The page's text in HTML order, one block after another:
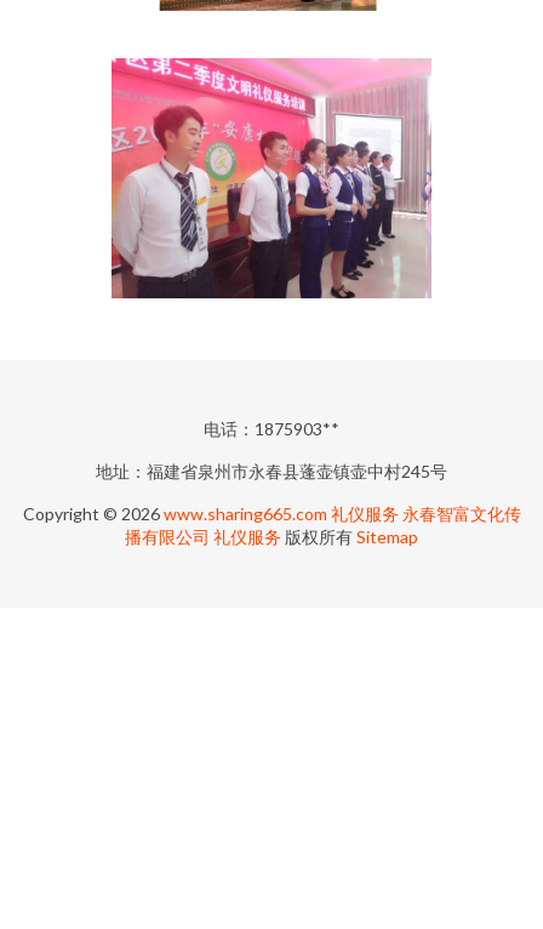
电话：1875903**
地址：福建省泉州市永春县蓬壶镇壶中村245号
Copyright © 2026www.sharing665.com 礼仪服务 永春智富文化传
播有限公司 礼仪服务 版权所有Sitemap